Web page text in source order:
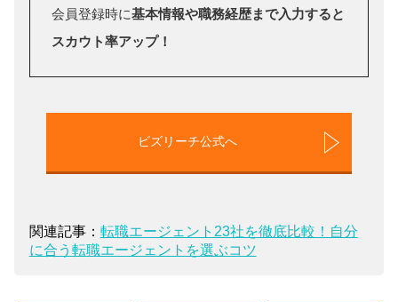
会員登録時に基本情報や職務経歴まで入力すると
スカウト率アップ！
ビズリーチ公式へ
関連記事： 転職エージェント23社を徹底比較！自分
に合う転職エージェントを選ぶコツ